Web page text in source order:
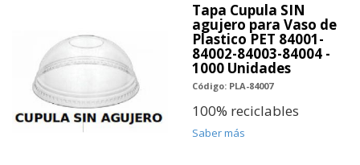
Tapa Cupula SIN
agujero para Vaso de
Plastico PET 84001-
84002-84003-84004 -
1000 Unidades
Código: PLA-84007
100% reciclables
Saber más